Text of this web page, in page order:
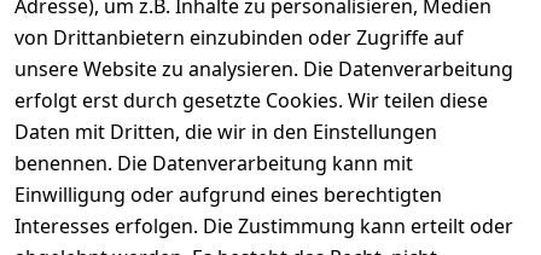
Adresse), um z.B. Inhalte zu personalisieren, Medien
von Drittanbietern einzubinden oder Zugriffe auf
unsere Website zu analysieren. Die Datenverarbeitung
erfolgt erst durch gesetzte Cookies. Wir teilen diese
Daten mit Dritten, die wir in den Einstellungen
benennen. Die Datenverarbeitung kann mit
Einwilligung oder aufgrund eines berechtigten
Interesses erfolgen. Die Zustimmung kann erteilt oder
Rechtliches
Impressum
Services
Registrieren